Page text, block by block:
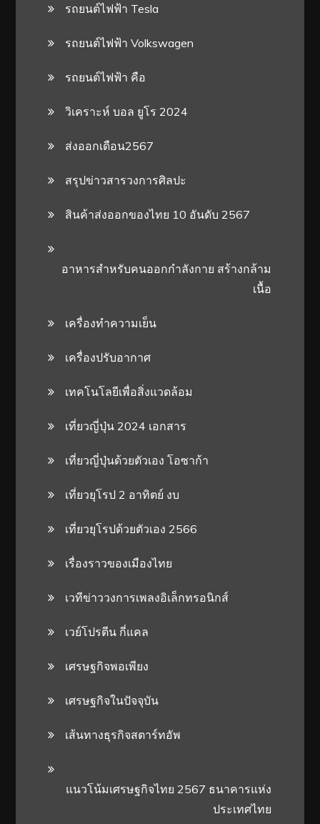
รถยนต์ไฟฟ้า Tesla
รถยนต์ไฟฟ้า Volkswagen
รถยนต์ไฟฟ้า คือ
วิเคราะห์ บอล ยูโร 2024
ส่งออกเดือน2567
สรุปข่าวสารวงการศิลปะ
สินค้าส่งออกของไทย 10 อันดับ 2567
อาหารสําหรับคนออกกําลังกาย สร้างกล้าม
เนื้อ
เครื่องทำความเย็น
เครื่องปรับอากาศ
เทคโนโลยีเพื่อสิ่งแวดล้อม
เที่ยวญี่ปุ่น 2024 เอกสาร
เที่ยวญี่ปุ่นด้วยตัวเอง โอซาก้า
เที่ยวยุโรป 2 อาทิตย์ งบ
เที่ยวยุโรปด้วยตัวเอง 2566
เรื่องราวของเมืองไทย
เวทีข่าววงการเพลงอิเล็กทรอนิกส์
เวย์โปรตีน กี่แคล
เศรษฐกิจพอเพียง
เศรษฐกิจในปัจจุบัน
เส้นทางธุรกิจสตาร์ทอัพ
แนวโน้มเศรษฐกิจไทย 2567 ธนาคารแห่ง
ประเทศไทย